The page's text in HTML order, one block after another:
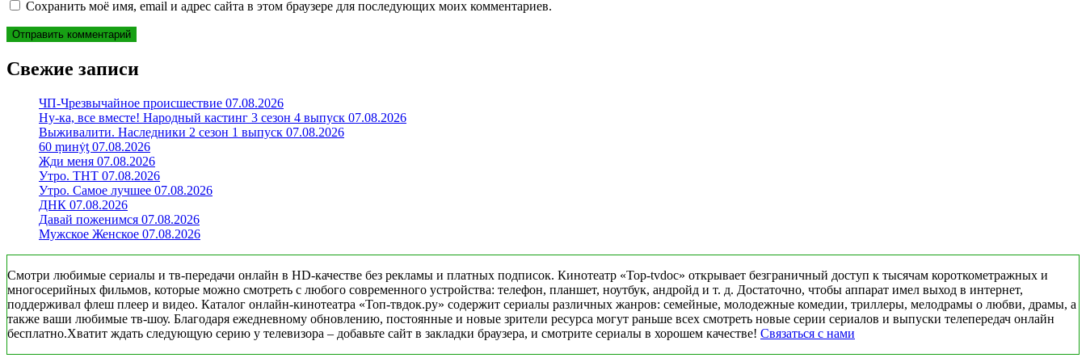
Сохранить моё имя, email и адрес сайта в этом браузере для последующих моих комментариев.
Свежие записи
ЧП-Чрезвычайное происшествие 07.08.2026
Ну-ка, все вместе! Народный кастинг 3 сезон 4 выпуск 07.08.2026
Выживалити. Наследники 2 сезон 1 выпуск 07.08.2026
60 ṃинẏƫ 07.08.2026
Жди меня 07.08.2026
Утро. ТНТ 07.08.2026
Утро. Самое лучшее 07.08.2026
ДНК 07.08.2026
Давай поженимся 07.08.2026
Мужское Женское 07.08.2026
Смотри любимые сериалы и тв-передачи онлайн в HD-качестве без рекламы и платных подписок. Кинотеатр «Top-tvdoc» открывает безграничный доступ к тысячам короткометражных и
многосерийных фильмов, которые можно смотреть с любого современного устройства: телефон, планшет, ноутбук, андройд и т. д. Достаточно, чтобы аппарат имел выход в интернет,
поддерживал флеш плеер и видео. Каталог онлайн-кинотеатра «Топ-твдок.ру» содержит сериалы различных жанров: семейные, молодежные комедии, триллеры, мелодрамы о любви, драмы, а
также ваши любимые тв-шоу. Благодаря ежедневному обновлению, постоянные и новые зрители ресурса могут раньше всех смотреть новые серии сериалов и выпуски телепередач онлайн
бесплатно.Хватит ждать следующую серию у телевизора – добавьте сайт в закладки браузера, и смотрите сериалы в хорошем качестве! Связаться с нами